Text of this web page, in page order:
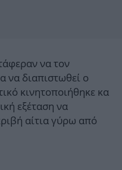
να τον
να διαπιστωθεί ο
κινητοποιήθηκε κα
εξέταση να
αίτια γύρω από